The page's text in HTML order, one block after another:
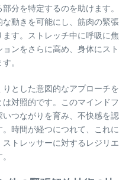
分を特定するのを助けます。
動きを可能にし、筋肉の緊張
す。ストレッチ中に呼吸に焦
ンをさらに高め、身体にスト
。
とした意図的なアプローチを
対照的です。このマインドフ
つながりを育み、不快感を認
時間が経つにつれて、これに
トレッサーに対するレジリエ